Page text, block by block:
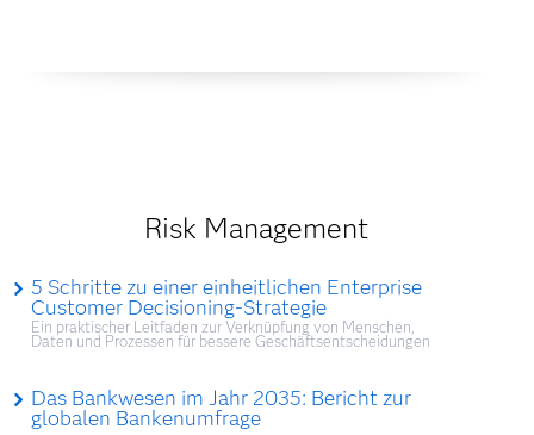
Risk Management
5 Schritte zu einer einheitlichen Enterprise
Customer Decisioning-Strategie
Ein praktischer Leitfaden zur Verknüpfung von Menschen,
Daten und Prozessen für bessere Geschäftsentscheidungen
Das Bankwesen im Jahr 2035: Bericht zur
globalen Bankenumfrage